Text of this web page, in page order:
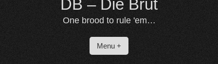
DB – Die Brut
One brood to rule 'em…
Menu +